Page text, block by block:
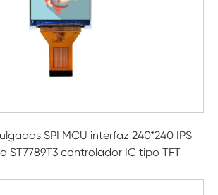
SPI MCU interfaz 240*240 IPS
ST7789T3 controlador IC tipo TFT